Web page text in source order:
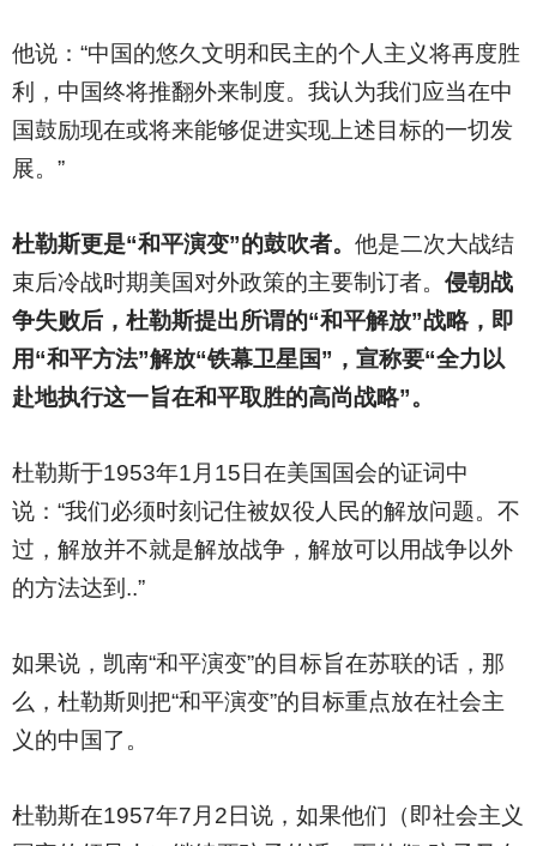
他说：“中国的悠久文明和民主的个人主义将再度胜
利，中国终将推翻外来制度。我认为我们应当在中
国鼓励现在或将来能够促进实现上述目标的一切发
展。”
杜勒斯更是“和平演变”的鼓吹者。 他是二次大战结
束后冷战时期美国对外政策的主要制订者。 侵朝战
争失败后，杜勒斯提出所谓的“和平解放”战略，即
用“和平方法”解放“铁幕卫星国”，宣称要“全力以
赴地执行这一旨在和平取胜的高尚战略”。
杜勒斯于1953年1月15日在美国国会的证词中
说：“我们必须时刻记住被奴役人民的解放问题。不
过，解放并不就是解放战争，解放可以用战争以外
的方法达到..”
如果说，凯南“和平演变”的目标旨在苏联的话，那
么，杜勒斯则把“和平演变”的目标重点放在社会主
义的中国了。
杜勒斯在1957年7月2日说，如果他们（即社会主义